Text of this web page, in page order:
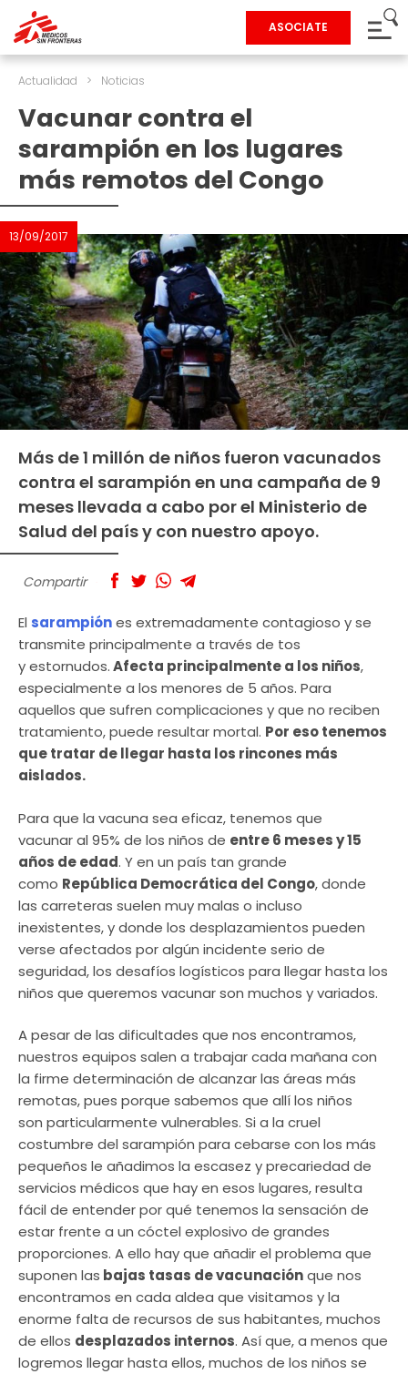
ASOCIATE
Actualidad > Noticias
Vacunar contra el
sarampión en los lugares
más remotos del Congo
13/09/2017
Más de 1 millón de niños fueron vacunados
contra el sarampión en una campaña de 9
meses llevada a cabo por el Ministerio de
Salud del país y con nuestro apoyo.
Compartir
El sarampiónes extremadamente contagioso y se
transmite principalmente a través de tos
y estornudos.Afecta principalmente a los niños,
especialmente a los menores de 5 años. Para
aquellos que sufren complicaciones y que no reciben
tratamiento, puede resultar mortal. Por eso tenemos
que tratar de llegar hasta los rincones más
aislados.
Para que la vacuna sea eficaz, tenemos que
vacunar al 95% de los niños de entre 6 meses y 15
años de edad. Y en un país tan grande
como República Democrática del Congo, donde
las carreteras suelen muy malas o incluso
inexistentes, y donde los desplazamientos pueden
verse afectados por algún incidente serio de
seguridad, los desafíos logísticos para llegar hasta los
niños que queremos vacunar son muchos y variados.
A pesar de las dificultades que nos encontramos,
nuestros equipos salen a trabajar cada mañana con
la firme determinación de alcanzar las áreas más
remotas, pues porque sabemos que allí los niños
son particularmente vulnerables. Si a la cruel
costumbre del sarampión para cebarse con los más
pequeños le añadimos la escasez y precariedad de
servicios médicos que hay en esos lugares, resulta
fácil de entender por qué tenemos la sensación de
estar frente a un cóctel explosivo de grandes
proporciones. A ello hay que añadir el problema que
suponen las bajas tasas de vacunaciónque nos
encontramos en cada aldea que visitamos y la
enorme falta de recursos de sus habitantes, muchos
de ellos desplazados internos. Así que, a menos que
logremos llegar hasta ellos, muchos de los niños se